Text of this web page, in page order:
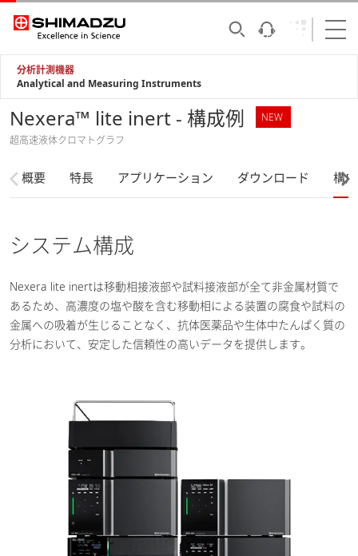
分析計測機器
Analytical and Measuring Instruments
Nexera™ lite inert - 構成例
NEW
超高速液体クロマトグラフ
概要 特長 アプリケーション ダウンロード 構
システム構成
Nexera lite inertは移動相接液部や試料接液部が全て非金属材質で
あるため、高濃度の塩や酸を含む移動相による装置の腐食や試料の
金属への吸着が生じることなく、抗体医薬品や生体中たんぱく質の
分析において、安定した信頼性の高いデータを提供します。